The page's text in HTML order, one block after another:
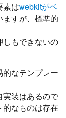
素はwebkitがベ
ますが、標準的
しもできないの
的なテンプレー
実装はあるので
なものは存在